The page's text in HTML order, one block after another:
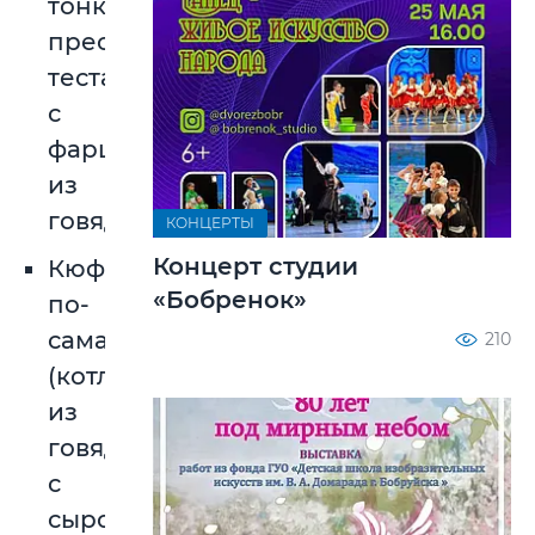
тонкого
пресного
теста
с
фаршем
из
говядины)
Кюфта
по-
самаркандски
(котлетки
из
говядины
с
сыром)
КОНЦЕРТЫ
Концерт студии
«Бобренок»
210